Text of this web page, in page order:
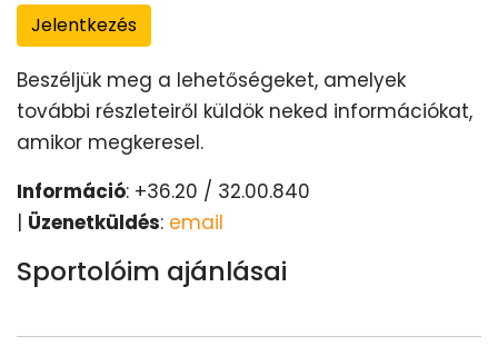
Jelentkezés
Beszéljük meg a lehetőségeket, amelyek
további részleteiről küldök neked információkat,
amikor megkeresel.
Információ: +36.20 / 32.00.840
| Üzenetküldés: email
Sportolóim ajánlásai